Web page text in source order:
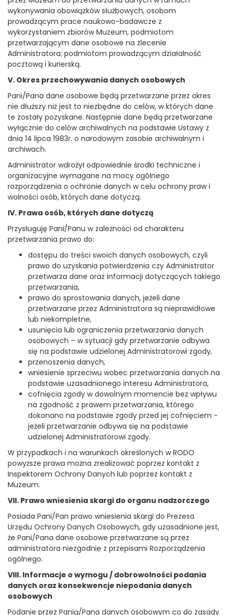
wykonywania obowiązków służbowych, osobom
prowadzącym prace naukowo-badawcze z
wykorzystaniem zbiorów Muzeum, podmiotom
przetwarzającym dane osobowe na zlecenie
Administratora; podmiotom prowadzącym działalność
pocztową i kurierską.
V. Okres przechowywania danych osobowych
Pani/Pana dane osobowe będą przetwarzane przez okres
nie dłuższy niż jest to niezbędne do celów, w których dane
te zostały pozyskane. Następnie dane będą przetwarzane
wyłącznie do celów archiwalnych na podstawie Ustawy z
dnia 14 lipca 1983r. o narodowym zasobie archiwalnym i
archiwach.
Administrator wdrożył odpowiednie środki techniczne i
organizacyjne wymagane na mocy ogólnego
rozporządzenia o ochronie danych w celu ochrony praw i
wolności osób, których dane dotyczą.
IV. Prawa osób, których dane dotyczą
Przysługuję Pani/Panu w zależności od charakteru
przetwarzania prawo do:
dostępu do treści swoich danych osobowych, czyli
prawo do uzyskania potwierdzenia czy Administrator
przetwarza dane oraz informacji dotyczących takiego
przetwarzania,
prawo do sprostowania danych, jeżeli dane
przetwarzane przez Administratora są nieprawidłowe
lub niekompletne,
usunięcia lub ograniczenia przetwarzania danych
osobowych – w sytuacji gdy przetwarzanie odbywa
się na podstawie udzielonej Administratorowi zgody,
przenoszenia danych,
wniesienie sprzeciwu wobec przetwarzania danych na
podstawie uzasadnionego interesu Administratora,
cofnięcia zgody w dowolnym momencie bez wpływu
na zgodność z prawem przetwarzania, którego
dokonano na podstawie zgody przed jej cofnięciem -
jeżeli przetwarzanie odbywa się na podstawie
udzielonej Administratorowi zgody.
W przypadkach i na warunkach określonych w RODO
powyższe prawa można zrealizować poprzez kontakt z
Inspektorem Ochrony Danych lub poprzez kontakt z
Muzeum.
VII. Prawo wniesienia skargi do organu nadzorczego
Posiada Pani/Pan prawo wniesienia skargi do Prezesa
Urzędu Ochrony Danych Osobowych, gdy uzasadnione jest,
że Pani/Pana dane osobowe przetwarzane są przez
administratora niezgodnie z przepisami Rozporządzenia
ogólnego.
VIII. Informacje o wymogu / dobrowolności podania
danych oraz konsekwencje niepodania danych
osobowych
Podanie przez Panią/Pana danych osobowym co do zasady